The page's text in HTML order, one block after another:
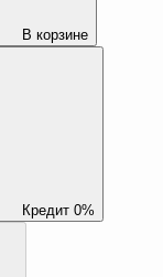
В корзине
Кредит 0%